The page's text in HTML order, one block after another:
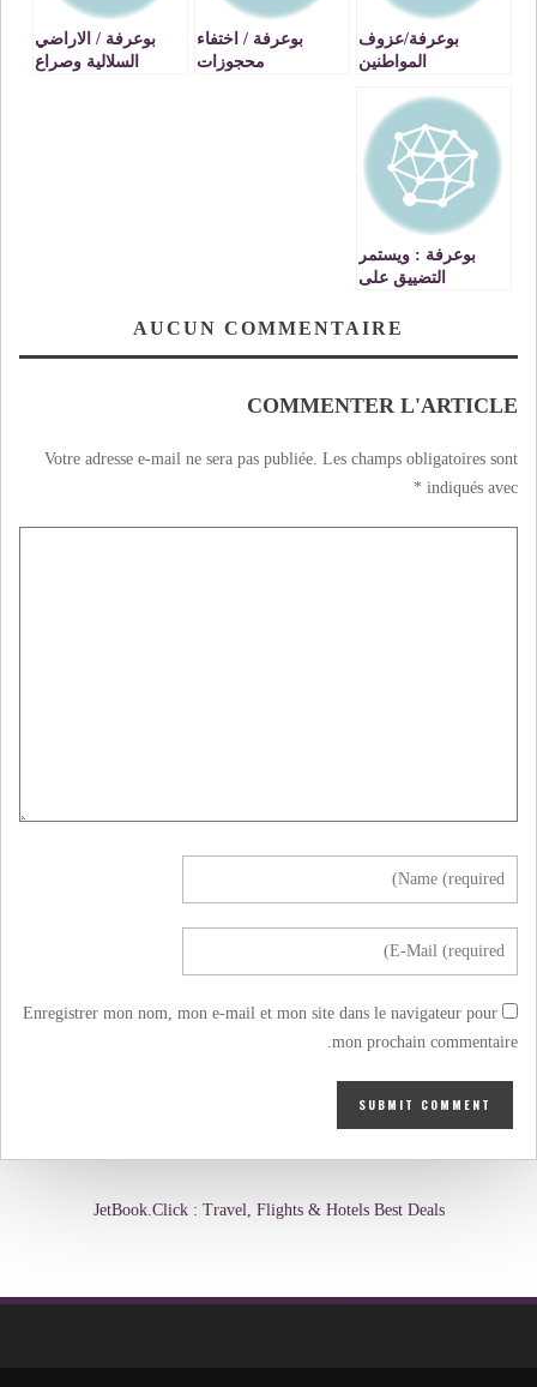
بوعرفة/عزوف
المواطنين
بوعرفة / اختفاء
محجوزات
بوعرفة / الاراضي
السلالية وصراع
بوعرفة : ويستمر
التضييق على
AUCUN COMMENTAIRE
COMMENTER L'ARTICLE
Votre adresse e-mail ne sera pas publiée. Les champs obligatoires sont
indiqués avec
*
Enregistrer mon nom, mon e-mail et mon site dans le navigateur pour
mon prochain commentaire.
JetBook.Click : Travel, Flights & Hotels Best Deals